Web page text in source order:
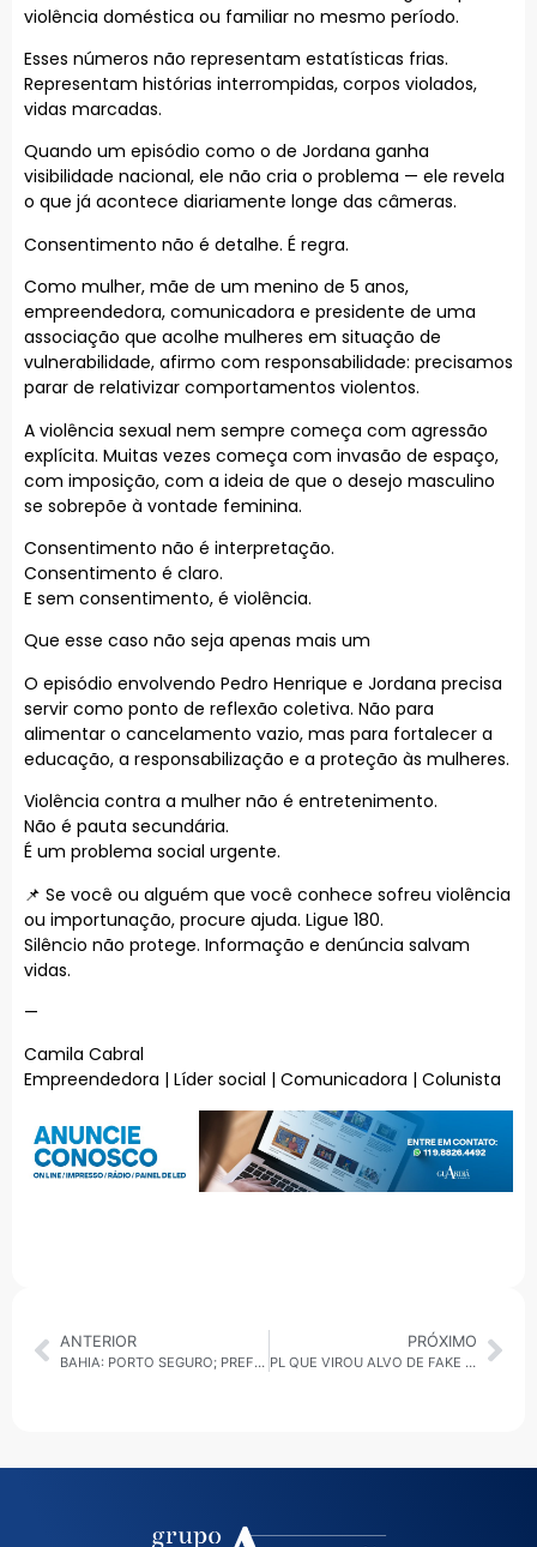
violência doméstica ou familiar no mesmo período.
Esses números não representam estatísticas frias.
Representam histórias interrompidas, corpos violados,
vidas marcadas.
Quando um episódio como o de Jordana ganha
visibilidade nacional, ele não cria o problema — ele revela
o que já acontece diariamente longe das câmeras.
Consentimento não é detalhe. É regra.
Como mulher, mãe de um menino de 5 anos,
empreendedora, comunicadora e presidente de uma
associação que acolhe mulheres em situação de
vulnerabilidade, afirmo com responsabilidade: precisamos
parar de relativizar comportamentos violentos.
A violência sexual nem sempre começa com agressão
explícita. Muitas vezes começa com invasão de espaço,
com imposição, com a ideia de que o desejo masculino
se sobrepõe à vontade feminina.
Consentimento não é interpretação.
Consentimento é claro.
E sem consentimento, é violência.
Que esse caso não seja apenas mais um
O episódio envolvendo Pedro Henrique e Jordana precisa
servir como ponto de reflexão coletiva. Não para
alimentar o cancelamento vazio, mas para fortalecer a
educação, a responsabilização e a proteção às mulheres.
Violência contra a mulher não é entretenimento.
Não é pauta secundária.
É um problema social urgente.
📌 Se você ou alguém que você conhece sofreu violência
ou importunação, procure ajuda. Ligue 180.
Silêncio não protege. Informação e denúncia salvam
vidas.
—
Camila Cabral
Empreendedora | Líder social | Comunicadora | Colunista
ANTERIOR
BAHIA: PORTO SEGURO; PREFEITURA AMPLIA ATENDIMENTO A PESSOAS EM SITUAÇÃO DE RUA COM PROGRAMA POP RUA
PRÓXIMO
PL QUE VIROU ALVO DE FAKE NEWS: FAUSTO PINATO ROMPE O SILÊNCIO E ESCLARECE DISTORÇÕES